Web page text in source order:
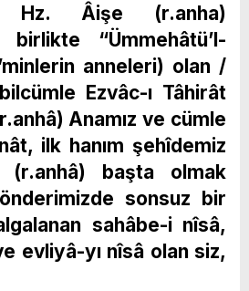
Hz. Âişe (r.anha)
birlikte “Ümmehâtü’l-
anneleri) olan /
Ezvâc-ı Tâhirât
Anamız ve cümle
ilk hanım şehîdemiz
(r.anhâ) başta olmak
sonsuz bir
sahâbe-i nîsâ,
evliyâ-yı nîsâ olan siz,